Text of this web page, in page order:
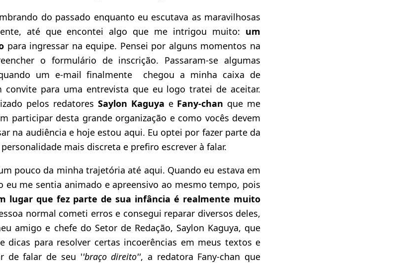
do passado enquanto eu escutava as maravilhosas
até que encontei algo que me intrigou muito: um
para ingressar na equipe. Pensei por alguns momentos na
o formulário de inscrição. Passaram-se algumas
um e-mail finalmente chegou a minha caixa de
convite para uma entrevista que eu logo tratei de aceitar.
pelos redatores Saylon Kaguya e Fany-chan que me
participar desta grande organização e como vocês devem
na audiência e hoje estou aqui. Eu optei por fazer parte da
mais discreta e prefiro escrever à falar.
pouco da minha trajetória até aqui. Quando eu estava em
eu me sentia animado e apreensivo ao mesmo tempo, pois
lugar que fez parte de sua infância é realmente muito
normal cometi erros e consegui reparar diversos deles,
amigo e chefe do Setor de Redação, Saylon Kaguya, que
dicas para resolver certas incoerências em meus textos e
de falar de seu ''braço direito'', a redatora Fany-chan que